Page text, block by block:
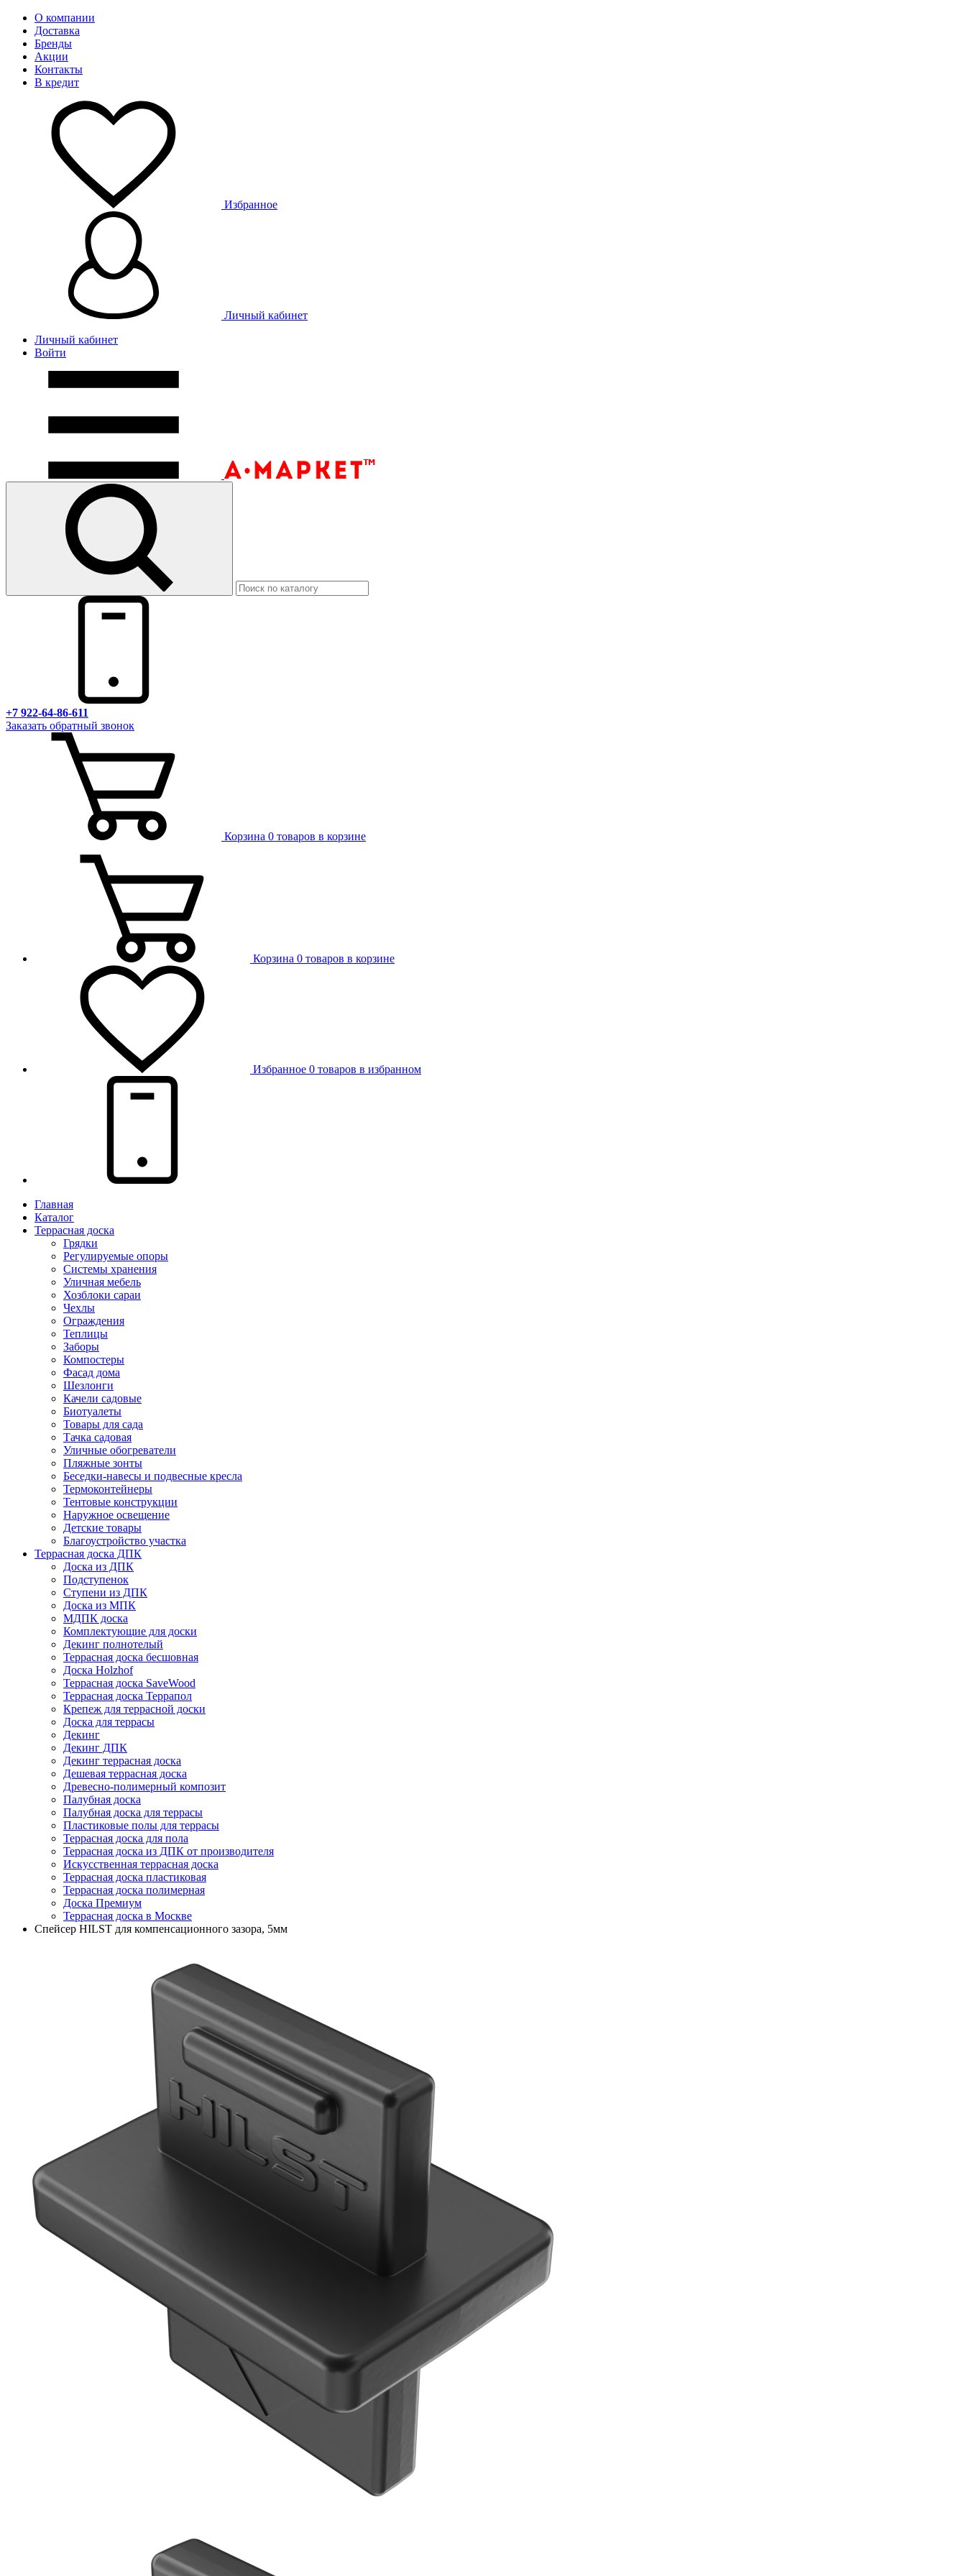
О компании
Доставка
Бренды
Акции
Контакты
В кредит
Избранное
Личный кабинет
Личный кабинет
Войти
+7 922-64-86-611
Заказать обратный звонок
Корзина 0 товаров в корзине
Корзина 0 товаров в корзине
Избранное 0 товаров в избранном
Главная
Каталог
Террасная доска
Грядки
Регулируемые опоры
Системы хранения
Уличная мебель
Хозблоки сараи
Чехлы
Ограждения
Теплицы
Заборы
Компостеры
Фасад дома
Шезлонги
Качели садовые
Биотуалеты
Товары для сада
Тачка садовая
Уличные обогреватели
Пляжные зонты
Беседки-навесы и подвесные кресла
Термоконтейнеры
Тентовые конструкции
Наружное освещение
Детские товары
Благоустройство участка
Террасная доска ДПК
Доска из ДПК
Подступенок
Ступени из ДПК
Доска из МПК
МДПК доска
Комплектующие для доски
Декинг полнотелый
Террасная доска бесшовная
Доска Holzhof
Террасная доска SaveWood
Террасная доска Террапол
Крепеж для террасной доски
Доска для террасы
Декинг
Декинг ДПК
Декинг террасная доска
Дешевая террасная доска
Древесно-полимерный композит
Палубная доска
Палубная доска для террасы
Пластиковые полы для террасы
Террасная доска для пола
Террасная доска из ДПК от производителя
Искусственная террасная доска
Террасная доска пластиковая
Террасная доска полимерная
Доска Премиум
Террасная доска в Москве
Спейсер HILST для компенсационного зазора, 5мм